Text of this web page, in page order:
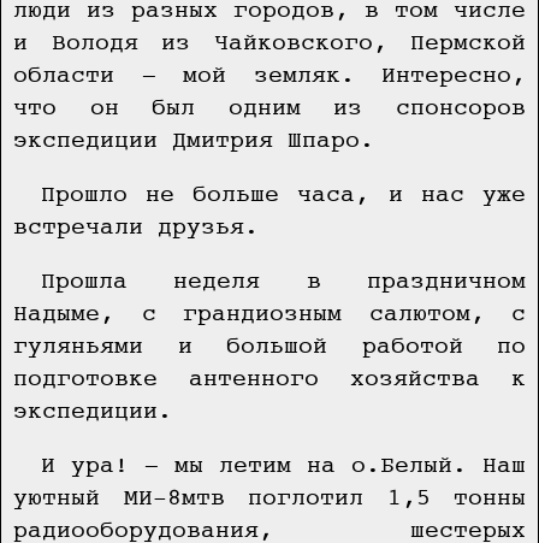
люди из разных городов, в том числе
и Володя из Чайковского, Пермской
области — мой земляк. Интересно,
что он был одним из спонсоров
экспедиции Дмитрия Шпаро.
Прошло не больше часа, и нас уже
встречали друзья.
Прошла неделя в праздничном
Надыме, с грандиозным салютом, с
гуляньями и большой работой по
подготовке антенного хозяйства к
экспедиции.
И ура! — мы летим на о.Белый. Наш
уютный МИ-8мтв поглотил 1,5 тонны
радиооборудования, шестерых